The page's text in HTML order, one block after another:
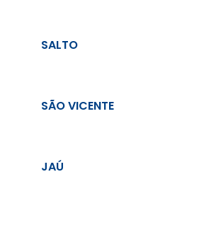
SALTO
SÃO VICENTE
JAÚ